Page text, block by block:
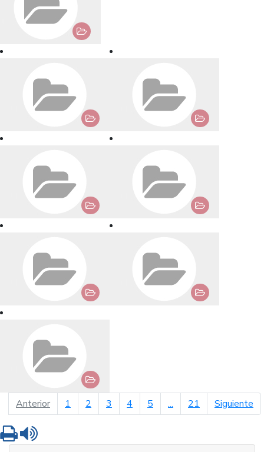
Anteriorpágina anterior
1 2 3 4 5 ... 21 Siguiente
Imprimir